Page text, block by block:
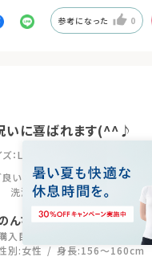
参考になった 0
いに喜ばれます(^^♪
：LL
良い 伸縮性:普通 肌ざわり
洗濯時のシワ:普通
んちゃんママ
入目的:
50代
別:女性 身長:156～160cm